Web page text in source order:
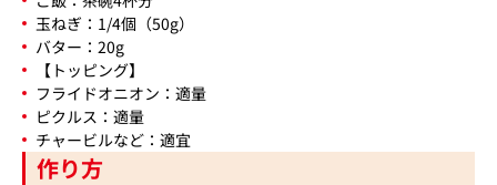
玉ねぎ：1/4個（50g）
バター：20g
【トッピング】
フライドオニオン：適量
ピクルス：適量
チャービルなど：適宜
作り方